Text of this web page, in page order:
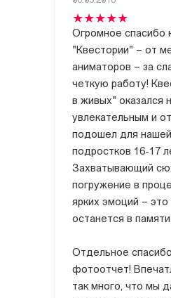
Огромное спасибо
"Квестории" – от
аниматоров – за
четкую работу!
в живых" оказался
увлекательным и
подошел для
подростков 16-17
Захватывающий
погружение в
ярких эмоций – это
останется в
Отдельное
фотоотчет!
так много, что мы